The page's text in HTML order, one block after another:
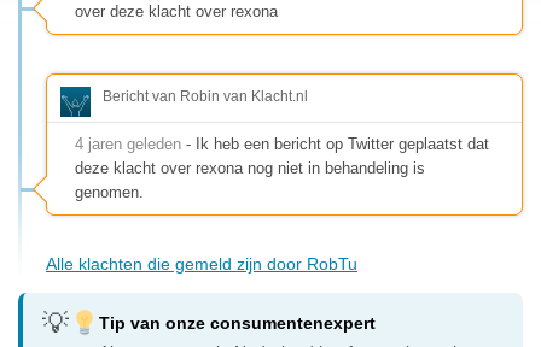
over deze klacht over rexona
Bericht van Robin van Klacht.nl
4 jaren geleden - Ik heb een bericht op Twitter geplaatst dat
deze klacht over rexona nog niet in behandeling is
genomen.
Alle klachten die gemeld zijn door RobTu
Tip van onze consumentenexpert